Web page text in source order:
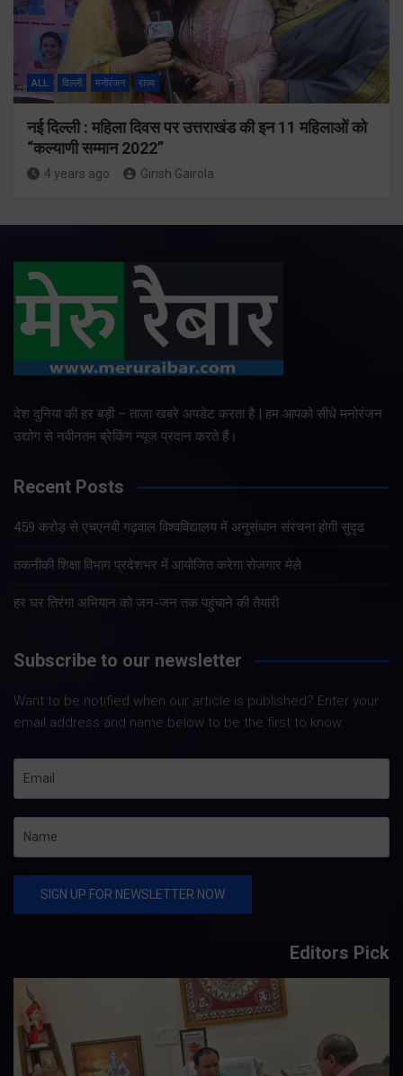
ALL दिल्ली मनोरंजन राज्य
नई दिल्ली : महिला दिवस पर उत्तराखंड की इन 11 महिलाओं को
“कल्याणी सम्मान 2022”
4 years ago Girish Gairola
देश दुनिया की हर बड़ी – ताजा खबरे अपडेट करता है | हम आपको सीधे मनोरंजन
उद्योग से नवीनतम ब्रेकिंग न्यूज प्रदान करते हैं।
Recent Posts
459 करोड़ से एचएनबी गढ़वाल विश्वविद्यालय में अनुसंधान संरचना होगी सुदृढ
तकनीकी शिक्षा विभाग प्रदेशभर में आयोजित करेगा रोजगार मेले
हर घर तिरंगा अभियान को जन-जन तक पहुंचाने की तैयारी
Subscribe to our newsletter
Want to be notified when our article is published? Enter your
email address and name below to be the first to know.
Editors Pick